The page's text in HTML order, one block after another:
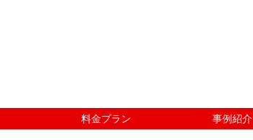
料金プラン 事例紹介